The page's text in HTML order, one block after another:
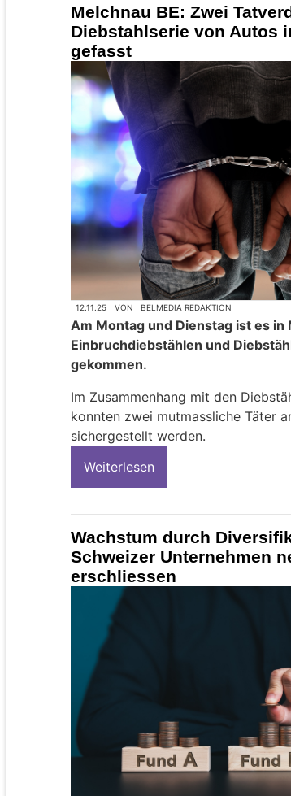
Melchnau BE: Zwei
Diebstahlserie von Autos
gefasst
12.11.25 VON BELMEDIA REDAKTION
Am Montag und Dienstag ist es
Einbruchdiebstählen und
gekommen.
Im Zusammenhang mit den
konnten zwei mutmassliche Täter
sichergestellt werden.
Weiterlesen
Wachstum durch
Schweizer Unternehmen
erschliessen